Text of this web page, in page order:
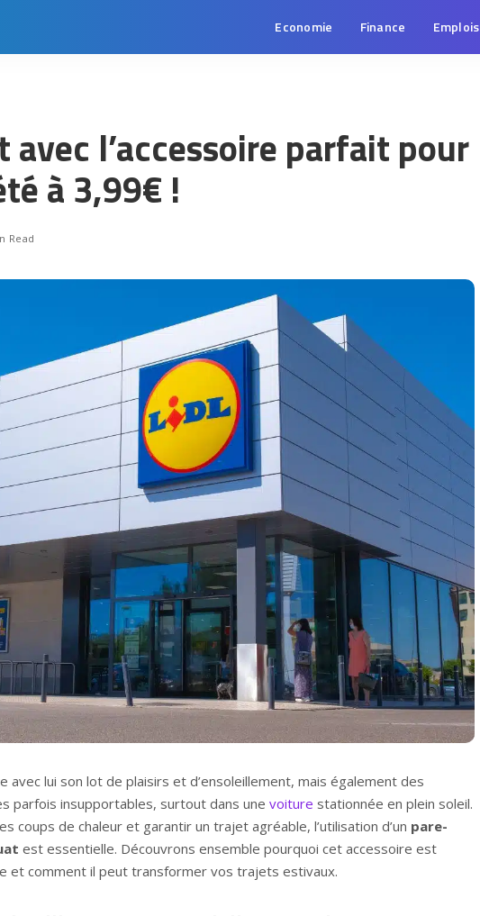
Economie Finance Emplois
l’accessoire parfait pour
à 3,99€ !
Read
avec lui son lot de plaisirs et d’ensoleillement, mais également des
parfois insupportables, surtout dans une voiture stationnée en plein soleil.
coups de chaleur et garantir un trajet agréable, l’utilisation d’un pare-
est essentielle. Découvrons ensemble pourquoi cet accessoire est
et comment il peut transformer vos trajets estivaux.